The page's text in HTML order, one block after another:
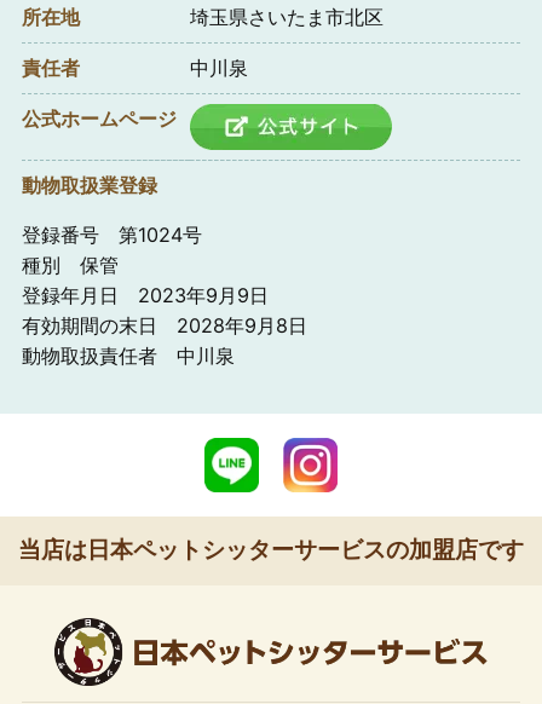
所在地 埼玉県さいたま市北区
責任者 中川泉
公式ホームページ
動物取扱業登録
登録番号 第1024号
種別 保管
登録年月日 2023年9月9日
有効期間の末日 2028年9月8日
動物取扱責任者 中川泉
当店は日本ペットシッターサービスの加盟店です